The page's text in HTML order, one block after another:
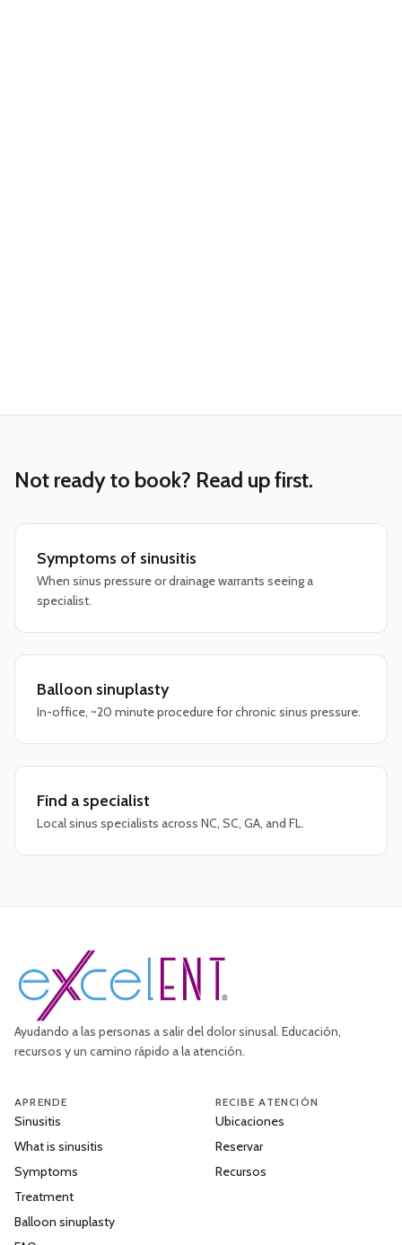
Not ready to book? Read up first.
Symptoms of sinusitis
When sinus pressure or drainage warrants seeing a
specialist.
Balloon sinuplasty
In-office, ~20 minute procedure for chronic sinus pressure.
Find a specialist
Local sinus specialists across NC, SC, GA, and FL.
Ayudando a las personas a salir del dolor sinusal. Educación,
recursos y un camino rápido a la atención.
APRENDE
Sinusitis
What is sinusitis
Symptoms
Treatment
Balloon sinuplasty
RECIBE ATENCIÓN
Ubicaciones
Reservar
Recursos